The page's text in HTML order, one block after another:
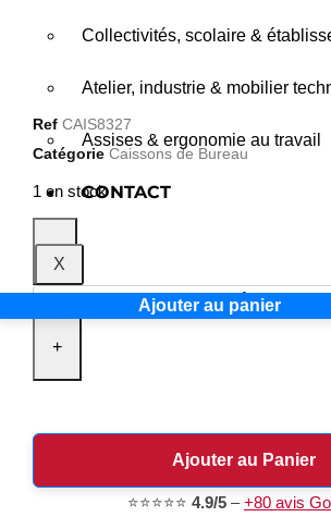
Collectivités, scolaire &
Atelier, industrie & mobilier
Assises & ergonomie au travail
CONTACT
X
Ref CAIS8327
Catégorie Caissons de Bureau
1 en stock
-
+
Ajouter au panier
Ajouter au Panier
⭐⭐⭐⭐⭐ 4.9/5 –+80 avis